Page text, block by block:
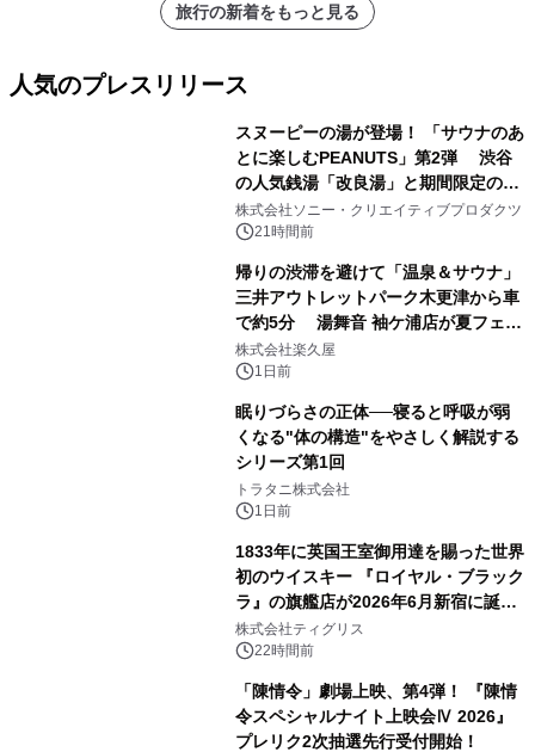
旅行の新着をもっと見る
人気のプレスリリース
スヌーピーの湯が登場！ 「サウナのあ
とに楽しむPEANUTS」第2弾 渋谷
の人気銭湯「改良湯」と期間限定のコ
ラボレーション サウナイキタイコラ
ボグッズも発売決定！
株式会社ソニー・クリエイティブプロダクツ
21時間前
帰りの渋滞を避けて「温泉＆サウナ」
三井アウトレットパーク木更津から車
で約5分 湯舞音 袖ケ浦店が夏フェア
メニューを提供
株式会社楽久屋
1日前
眠りづらさの正体──寝ると呼吸が弱
くなる"体の構造"をやさしく解説する
シリーズ第1回
トラタニ株式会社
1日前
1833年に英国王室御用達を賜った世界
初のウイスキー 『ロイヤル・ブラック
ラ』の旗艦店が2026年6月新宿に誕
生 バカルディ ジャパンと連携した
没入型バー「BAR Arca」
株式会社ティグリス
22時間前
「陳情令」劇場上映、第4弾！ 『陳情
令スペシャルナイト上映会Ⅳ 2026』
プレリク2次抽選先行受付開始！